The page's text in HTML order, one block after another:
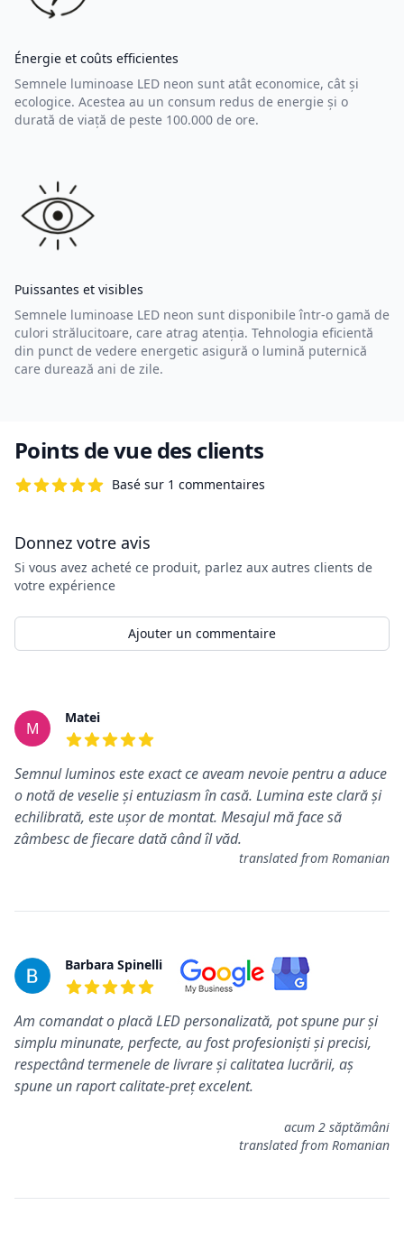
Énergie et coûts efficientes
Semnele luminoase LED neon sunt atât economice, cât și
ecologice. Acestea au un consum redus de energie și o
durată de viață de peste 100.000 de ore.
Puissantes et visibles
Semnele luminoase LED neon sunt disponibile într-o gamă de
culori strălucitoare, care atrag atenția. Tehnologia eficientă
din punct de vedere energetic asigură o lumină puternică
care durează ani de zile.
Points de vue des clients
Basé sur 1 commentaires
Donnez votre avis
Si vous avez acheté ce produit, parlez aux autres clients de
votre expérience
Ajouter un commentaire
Commentaires
M
Matei
Semnul luminos este exact ce aveam nevoie pentru a aduce
o notă de veselie și entuziasm în casă. Lumina este clară și
echilibrată, este ușor de montat. Mesajul mă face să
zâmbesc de fiecare dată când îl văd.
translated from Romanian
Barbara Spinelli
Am comandat o placă LED personalizată, pot spune pur și
simplu minunate, perfecte, au fost profesioniști și precisi,
respectând termenele de livrare și calitatea lucrării, aș
spune un raport calitate-preț excelent.
acum 2 săptămâni
translated from Romanian